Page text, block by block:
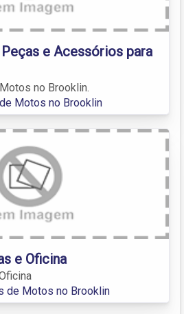
e Acessórios para
no Brooklin.
Motos no Brooklin
e Oficina
de Motos no Brooklin